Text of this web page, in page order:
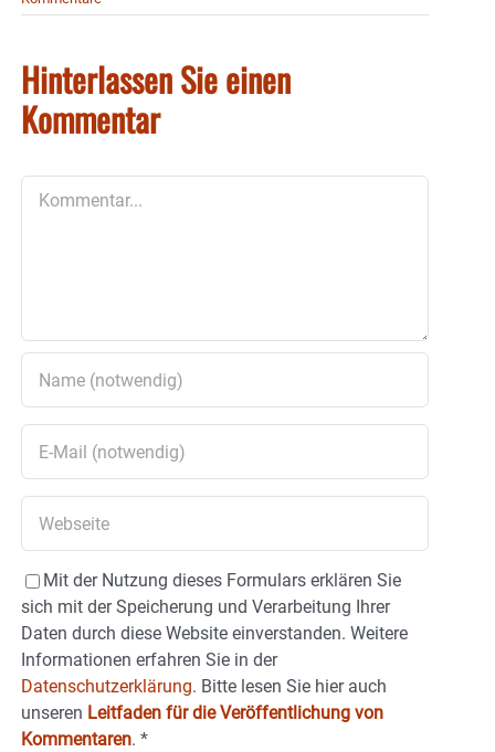
Hinterlassen Sie einen
Kommentar
Mit der Nutzung dieses Formulars erklären Sie
sich mit der Speicherung und Verarbeitung Ihrer
Daten durch diese Website einverstanden. Weitere
Informationen erfahren Sie in der
Datenschutzerklärung. Bitte lesen Sie hier auch
unseren Leitfaden für die Veröffentlichung von
Kommentaren. *